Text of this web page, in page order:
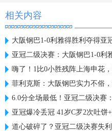
相关内容
大阪钢巴1-0利雅得胜利夺得亚
亚冠二级决赛：大阪钢巴1-0利
嗨了！1比0小胜残阵上海申花
菲利克斯：大阪钢巴实力不俗
6.0分全场最低！亚冠二级决赛：
亚冠爆冷丢冠 41岁C罗2次吐
道心破碎了？亚冠二级决赛失